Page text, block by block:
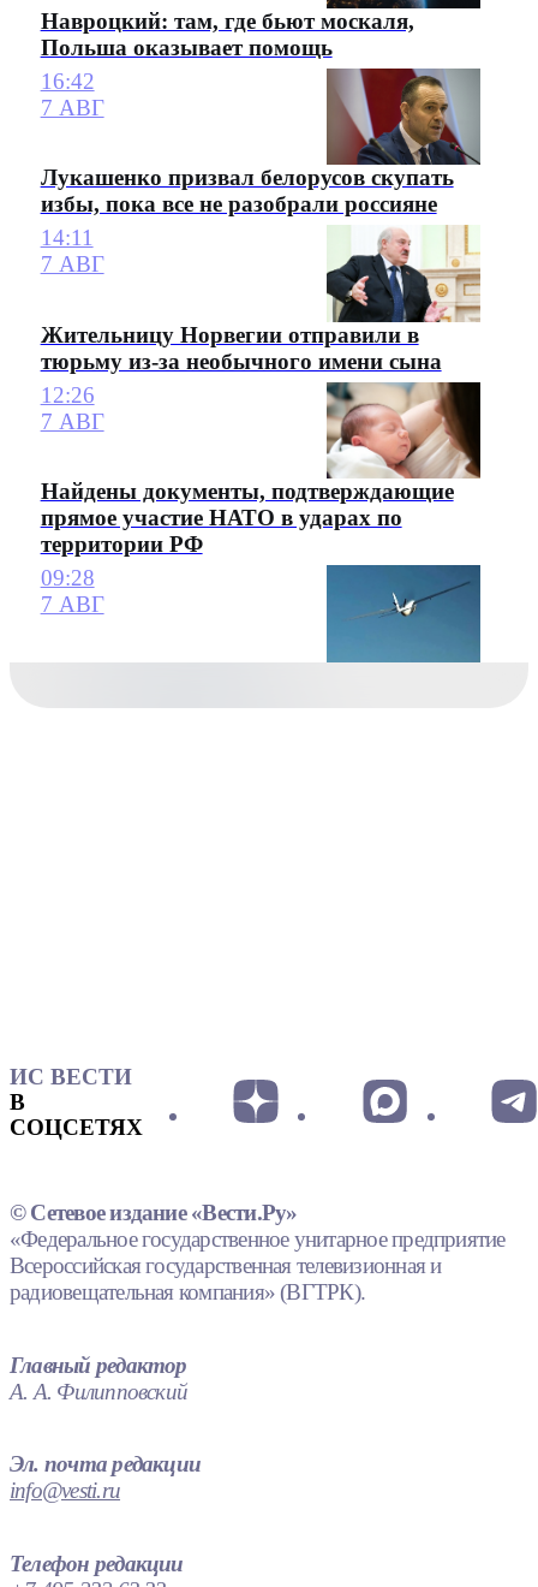
Навроцкий: там, где бьют москаля,
Польша оказывает помощь
16:42
7 АВГ
Лукашенко призвал белорусов скупать
избы, пока все не разобрали россияне
14:11
7 АВГ
Жительницу Норвегии отправили в
тюрьму из-за необычного имени сына
12:26
7 АВГ
Найдены документы, подтверждающие
прямое участие НАТО в ударах по
территории РФ
09:28
7 АВГ
ИС ВЕСТИ
В
СОЦСЕТЯХ
© Сетевое издание «Вести.Ру»
«Федеральное государственное унитарное предприятие
Всероссийская государственная телевизионная и
радиовещательная компания» (ВГТРК).
Главный редактор
А. А. Филипповский
Эл. почта редакции
info@vesti.ru
Телефон редакции